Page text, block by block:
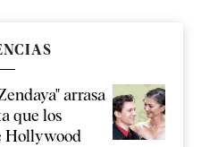
arrasa
que los
Hollywood